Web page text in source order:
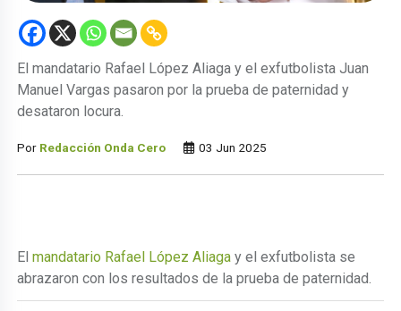
El mandatario Rafael López Aliaga y el exfutbolista Juan
Manuel Vargas pasaron por la prueba de paternidad y
desataron locura.
Por Redacción Onda Cero 03 Jun 2025
Elmandatario Rafael López Aliaga y el exfutbolista se
abrazaron con los resultados de la prueba de paternidad.